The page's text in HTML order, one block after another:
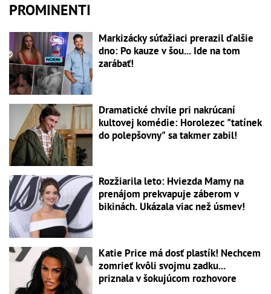
PROMINENTI
Markizácky súťažiaci prerazil ďalšie
dno: Po kauze v šou... Ide na tom
zarábať!
Dramatické chvíle pri nakrúcaní
kultovej komédie: Horolezec "tatínek
do polepšovny" sa takmer zabil!
Rozžiarila leto: Hviezda Mamy na
prenájom prekvapuje záberom v
bikinách. Ukázala viac než úsmev!
Katie Price má dosť plastík! Nechcem
zomrieť kvôli svojmu zadku...
priznala v šokujúcom rozhovore